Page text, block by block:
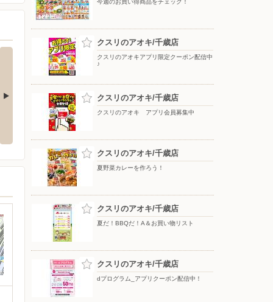
お買い得チラシ お買い得チラシ
今週のお買い得商品をチェック！
クスリのアオキ/千歳店
クスリのアオキアプリ限定クーポン配信中
♪
クスリのアオキ/千歳店
クスリのアオキ アプリ会員募集中
クスリのアオキ/千歳店
夏野菜カレーを作ろう！
クスリのアオキ/千歳店
夏だ！BBQだ！A＆お買い物リスト
クスリのアオキ/千歳店
dプログラム_アプリクーポン配信中！